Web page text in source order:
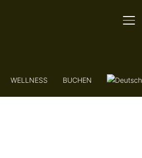
WELLNESS BUCHEN